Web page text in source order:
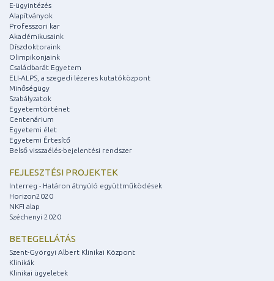
E-ügyintézés
Alapítványok
Professzori kar
Akadémikusaink
Díszdoktoraink
Olimpikonjaink
Családbarát Egyetem
ELI-ALPS, a szegedi lézeres kutatóközpont
Minőségügy
Szabályzatok
Egyetemtörténet
Centenárium
Egyetemi élet
Egyetemi Értesítő
Belső visszaélés-bejelentési rendszer
FEJLESZTÉSI PROJEKTEK
Interreg - Határon átnyúló együttműködések
Horizon2020
NKFI alap
Széchenyi 2020
BETEGELLÁTÁS
Szent-Györgyi Albert Klinikai Központ
Klinikák
Klinikai ügyeletek